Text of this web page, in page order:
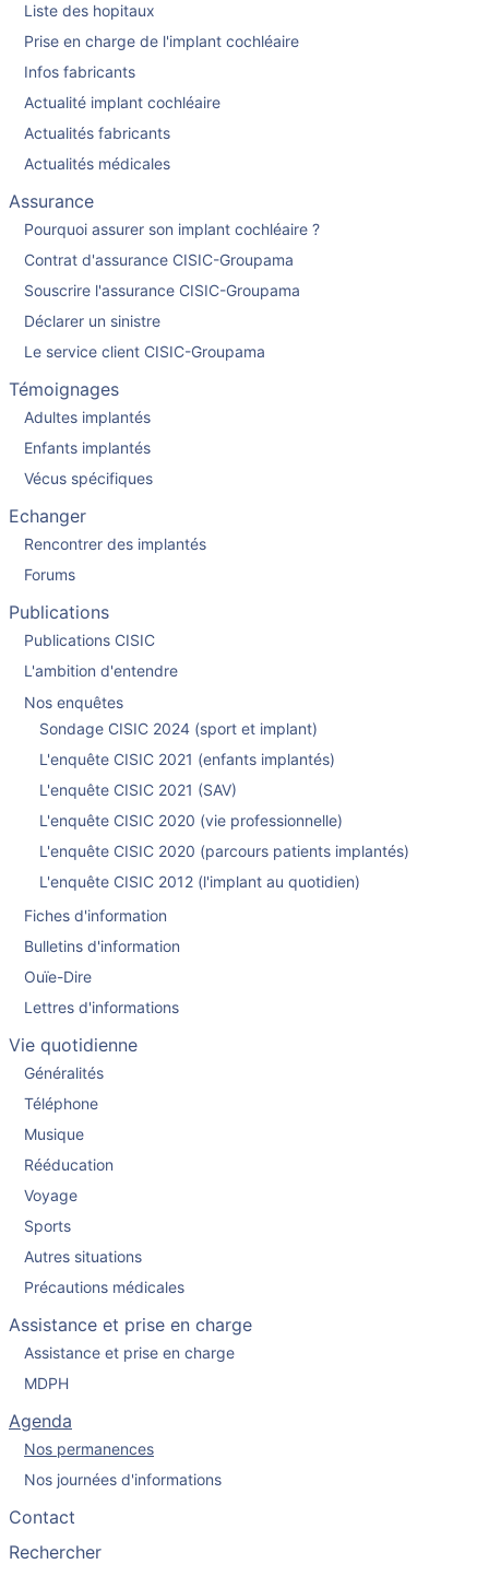
Liste des hopitaux
Prise en charge de l'implant cochléaire
Infos fabricants
Actualité implant cochléaire
Actualités fabricants
Actualités médicales
Assurance
Pourquoi assurer son implant cochléaire ?
Contrat d'assurance CISIC-Groupama
Souscrire l'assurance CISIC-Groupama
Déclarer un sinistre
Le service client CISIC-Groupama
Témoignages
Adultes implantés
Enfants implantés
Vécus spécifiques
Echanger
Rencontrer des implantés
Forums
Publications
Publications CISIC
L'ambition d'entendre
Nos enquêtes
Sondage CISIC 2024 (sport et implant)
L'enquête CISIC 2021 (enfants implantés)
L'enquête CISIC 2021 (SAV)
L'enquête CISIC 2020 (vie professionnelle)
L'enquête CISIC 2020 (parcours patients implantés)
L'enquête CISIC 2012 (l'implant au quotidien)
Fiches d'information
Bulletins d'information
Ouïe-Dire
Lettres d'informations
Vie quotidienne
Généralités
Téléphone
Musique
Rééducation
Voyage
Sports
Autres situations
Précautions médicales
Assistance et prise en charge
Assistance et prise en charge
MDPH
Agenda
Nos permanences
Nos journées d'informations
Contact
Rechercher